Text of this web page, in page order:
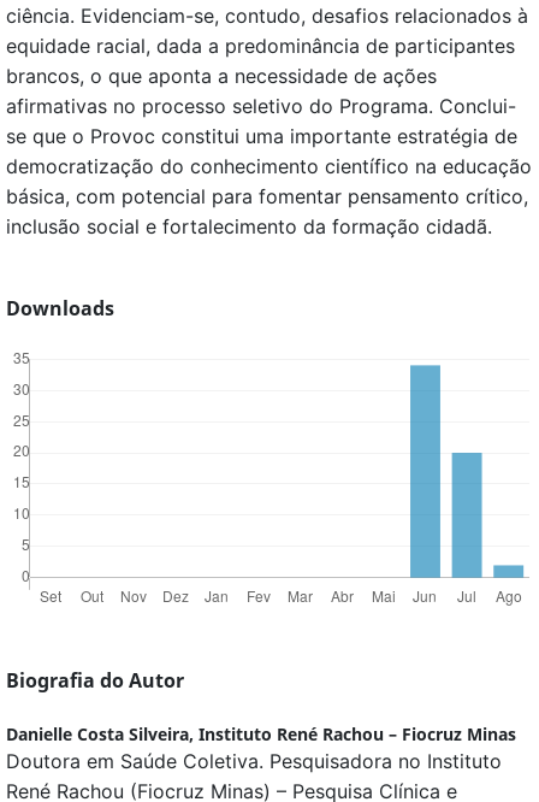
ciência. Evidenciam-se, contudo, desafios relacionados à
equidade racial, dada a predominância de participantes
brancos, o que aponta a necessidade de ações
afirmativas no processo seletivo do Programa. Conclui-
se que o Provoc constitui uma importante estratégia de
democratização do conhecimento científico na educação
básica, com potencial para fomentar pensamento crítico,
inclusão social e fortalecimento da formação cidadã.
Downloads
Biografia do Autor
Danielle Costa Silveira, Instituto René Rachou – Fiocruz Minas
Doutora em Saúde Coletiva. Pesquisadora no Instituto
René Rachou (Fiocruz Minas) – Pesquisa Clínica e